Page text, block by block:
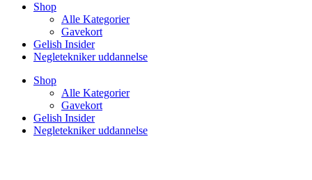
Shop
Alle Kategorier
Gavekort
Gelish Insider
Negletekniker uddannelse
Shop
Alle Kategorier
Gavekort
Gelish Insider
Negletekniker uddannelse